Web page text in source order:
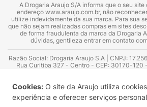
Cookies: O site da Araujo utiliza
experiência e oferecer serviços
A Drogaria Araujo S/A informa que o seu
endereço www.araujo.com.br, não
utilize indevidamente da sua marca. Para sua
que não sejam realizadas compras em sites
de forma fraudulenta da marca da Drogaria
dúvidas, gentileza entrar em contato
Razão Social: Drogaria Araujo S.A | CNPJ:
Rua Curitiba 327 - Centro - CEP: 30170-120
Azevedo Guimarães – CRF 10.965 | Yasmin
Consultor substituto: Thiago Aguiar Pinheiro -
Sanitário: 2025020713 | Autorização de